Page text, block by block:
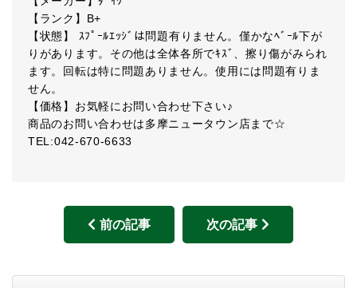
【ランク】B+
【状態】 ｽﾌﾟｰﾙｴｯｼﾞは問題有りません。僅かなﾍﾞｰﾙ下が
りがあります。その他は全体各所でｷｽﾞ、擦り傷がみられ
ます。回転は特に問題ありません。使用には問題有りま
せん。
【価格】お気軽にお問い合わせ下さい♪
商品のお問い合わせは多摩ニュータウン店まで☆
TEL:042-670-6633
前の記事 次の記事